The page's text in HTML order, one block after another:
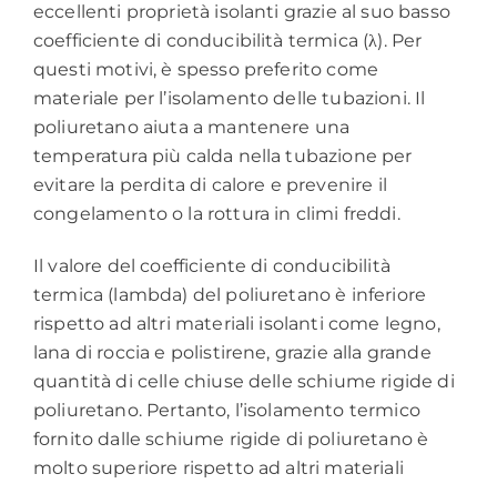
eccellenti proprietà isolanti grazie al suo basso
coefficiente di conducibilità termica (λ). Per
questi motivi, è spesso preferito come
materiale per l’isolamento delle tubazioni. Il
poliuretano aiuta a mantenere una
temperatura più calda nella tubazione per
evitare la perdita di calore e prevenire il
congelamento o la rottura in climi freddi.
Il valore del coefficiente di conducibilità
termica (lambda) del poliuretano è inferiore
rispetto ad altri materiali isolanti come legno,
lana di roccia e polistirene, grazie alla grande
quantità di celle chiuse delle schiume rigide di
poliuretano. Pertanto, l’isolamento termico
fornito dalle schiume rigide di poliuretano è
molto superiore rispetto ad altri materiali